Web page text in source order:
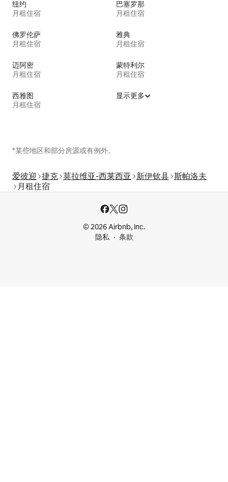
纽约
月租住宿
巴塞罗那
月租住宿
佛罗伦萨
月租住宿
雅典
月租住宿
迈阿密
月租住宿
蒙特利尔
月租住宿
西雅图
月租住宿
显示更多
*某些地区和部分房源或有例外。
爱彼迎 捷克 莫拉维亚-西莱西亚 新伊钦县 斯帕洛夫
月租住宿
© 2026 Airbnb, Inc.
隐私
条款